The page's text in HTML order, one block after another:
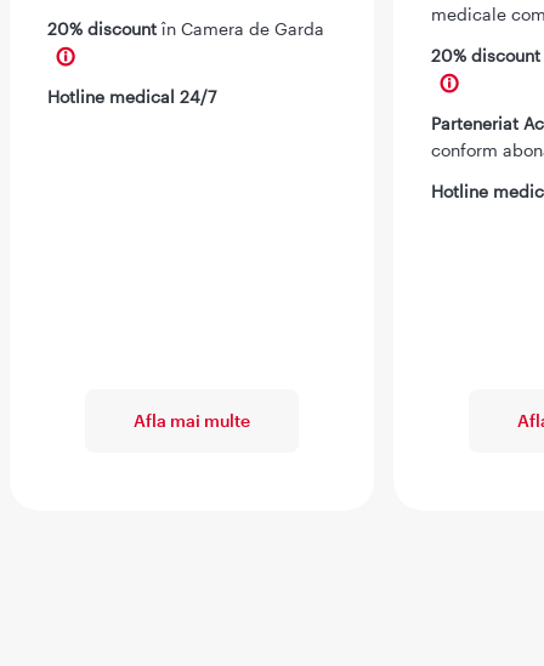
20% discount în Camera de Garda
Hotline medical 24/7
Afla mai multe
medicale
20%
Parteneriat
conform
Hotline